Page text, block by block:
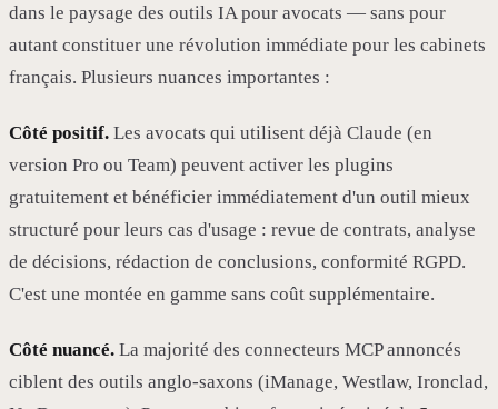
dans le paysage des outils IA pour avocats — sans pour
autant constituer une révolution immédiate pour les cabinets
français. Plusieurs nuances importantes :
Côté positif. Les avocats qui utilisent déjà Claude (en
version Pro ou Team) peuvent activer les plugins
gratuitement et bénéficier immédiatement d'un outil mieux
structuré pour leurs cas d'usage : revue de contrats, analyse
de décisions, rédaction de conclusions, conformité RGPD.
C'est une montée en gamme sans coût supplémentaire.
Côté nuancé. La majorité des connecteurs MCP annoncés
ciblent des outils anglo-saxons (iManage, Westlaw, Ironclad,